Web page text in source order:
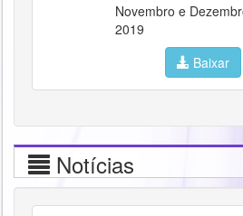
Baixar
Notícias